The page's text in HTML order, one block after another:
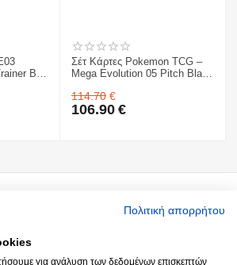
Box
1
Σέτ Κάρτες Pokemon TCG –
Mega Evolution 05 Pitch Black
Κάρτες Pokemon TCG – Mega
Evolution 05 Pitch Black - 3-
114.70 €
106.90 €
Πολιτική απορρήτου
για ανάλυση των δεδομένων επισκεπτών